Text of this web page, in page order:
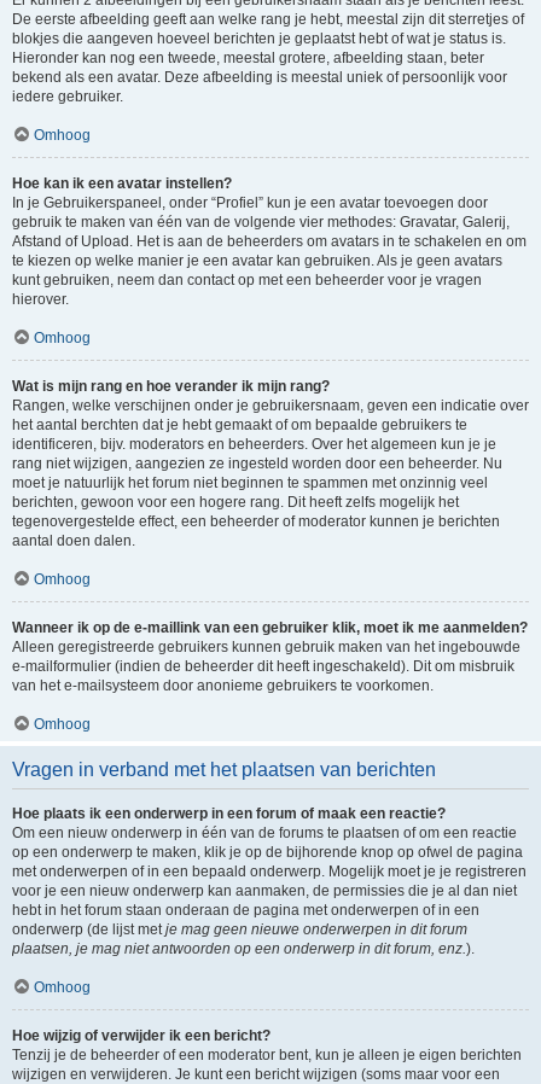
De eerste afbeelding geeft aan welke rang je hebt, meestal zijn dit sterretjes of
blokjes die aangeven hoeveel berichten je geplaatst hebt of wat je status is.
Hieronder kan nog een tweede, meestal grotere, afbeelding staan, beter
bekend als een avatar. Deze afbeelding is meestal uniek of persoonlijk voor
iedere gebruiker.
Omhoog
Hoe kan ik een avatar instellen?
In je Gebruikerspaneel, onder “Profiel” kun je een avatar toevoegen door
gebruik te maken van één van de volgende vier methodes: Gravatar, Galerij,
Afstand of Upload. Het is aan de beheerders om avatars in te schakelen en om
te kiezen op welke manier je een avatar kan gebruiken. Als je geen avatars
kunt gebruiken, neem dan contact op met een beheerder voor je vragen
hierover.
Omhoog
Wat is mijn rang en hoe verander ik mijn rang?
Rangen, welke verschijnen onder je gebruikersnaam, geven een indicatie over
het aantal berchten dat je hebt gemaakt of om bepaalde gebruikers te
identificeren, bijv. moderators en beheerders. Over het algemeen kun je je
rang niet wijzigen, aangezien ze ingesteld worden door een beheerder. Nu
moet je natuurlijk het forum niet beginnen te spammen met onzinnig veel
berichten, gewoon voor een hogere rang. Dit heeft zelfs mogelijk het
tegenovergestelde effect, een beheerder of moderator kunnen je berichten
aantal doen dalen.
Omhoog
Wanneer ik op de e-maillink van een gebruiker klik, moet ik me aanmelden?
Alleen geregistreerde gebruikers kunnen gebruik maken van het ingebouwde
e-mailformulier (indien de beheerder dit heeft ingeschakeld). Dit om misbruik
van het e-mailsysteem door anonieme gebruikers te voorkomen.
Omhoog
Vragen in verband met het plaatsen van berichten
Hoe plaats ik een onderwerp in een forum of maak een reactie?
Om een nieuw onderwerp in één van de forums te plaatsen of om een reactie
op een onderwerp te maken, klik je op de bijhorende knop op ofwel de pagina
met onderwerpen of in een bepaald onderwerp. Mogelijk moet je je registreren
voor je een nieuw onderwerp kan aanmaken, de permissies die je al dan niet
hebt in het forum staan onderaan de pagina met onderwerpen of in een
onderwerp (de lijst metje mag geen nieuwe onderwerpen in dit forum
plaatsen, je mag niet antwoorden op een onderwerp in dit forum, enz.).
Omhoog
Hoe wijzig of verwijder ik een bericht?
Tenzij je de beheerder of een moderator bent, kun je alleen je eigen berichten
wijzigen en verwijderen. Je kunt een bericht wijzigen (soms maar voor een